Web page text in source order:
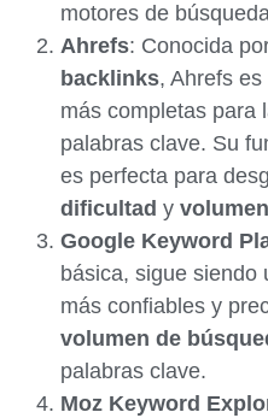
motores de
Ahrefs: Conocida
backlinks, Ahrefs
más completas para
palabras clave. Su
es perfecta para
dificultad y
Google Keyword
básica, sigue siendo
más confiables y
volumen de
palabras clave.
Moz Keyword